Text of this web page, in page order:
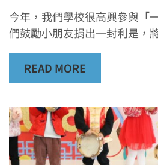
今年，我們學校很高興參與「
們鼓勵小朋友捐出一封利是，
READ MORE